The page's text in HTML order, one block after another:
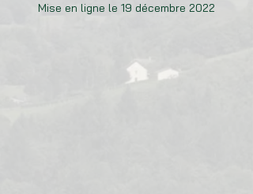
Mise en ligne le 19 décembre 2022